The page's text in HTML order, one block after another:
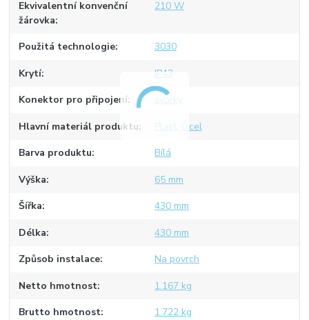
Ekvivalentní konvenční
žárovka
210 W
Použitá technologie 3030
Krytí IP43
Konektor pro připojení svorky
Hlavní materiál produktu Plast, Ocel
Barva produktu Bílá
Výška 65 mm
Šířka 430 mm
Délka 430 mm
Způsob instalace Na povrch
Netto hmotnost 1.167 kg
Brutto hmotnost 1.722 kg